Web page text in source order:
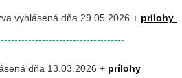
vyhlásená dňa 29.05.2026 + prílohy
dňa 13.03.2026 + prílohy